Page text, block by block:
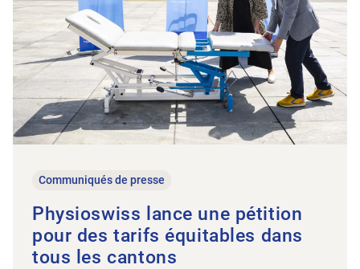
Communiqués de presse
Physioswiss lance une pétition
pour des tarifs équitables dans
tous les cantons